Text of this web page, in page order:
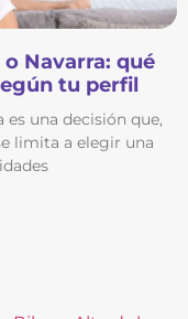
Navarra: qué
tu perfil
una decisión que,
limita a elegir una